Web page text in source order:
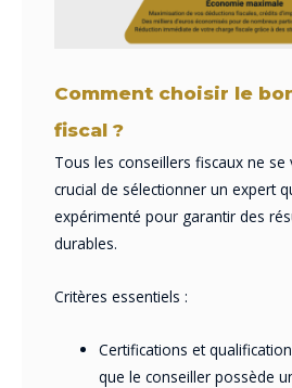
Comment choisir le
fiscal ?
Tous les conseillers fiscaux ne se
crucial de sélectionner un expert
expérimenté pour garantir des
durables.
Critères essentiels :
Certifications et
que le conseiller possède